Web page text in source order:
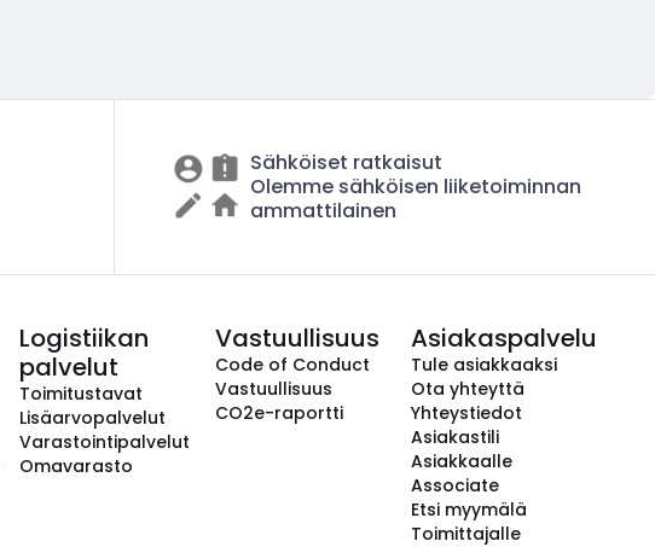
Sähköiset ratkaisut
Olemme sähköisen liiketoiminnan
ammattilainen
Logistiikan
palvelut
Toimitustavat
Lisäarvopalvelut
Varastointipalvelut
Omavarasto
Vastuullisuus
Code of Conduct
Vastuullisuus
CO2e-raportti
Asiakaspalvelu
Tule asiakkaaksi
Ota yhteyttä
Yhteystiedot
Asiakastili
Asiakkaalle
Associate
Etsi myymälä
Toimittajalle